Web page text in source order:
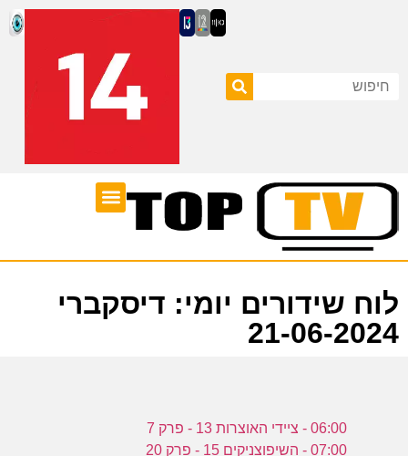
לוח שידורים יומי: דיסקברי
21-06-2024
06:00 - ציידי האוצרות 13 - פרק 7
07:00 - השיפוצניקים 15 - פרק 20